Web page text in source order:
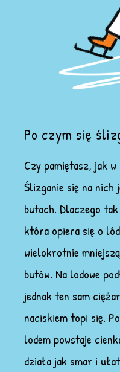
Po czym się
Czy pamiętasz, jak
Ślizganie się na nich
butach. Dlaczego
która opiera się o
wielokrotnie
butów. Na lodowe
jednak ten sam
naciskiem topi się.
lodem powstaje
działa jak smar i